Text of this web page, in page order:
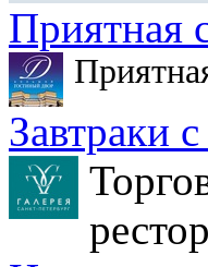
Приятная
Завтраки